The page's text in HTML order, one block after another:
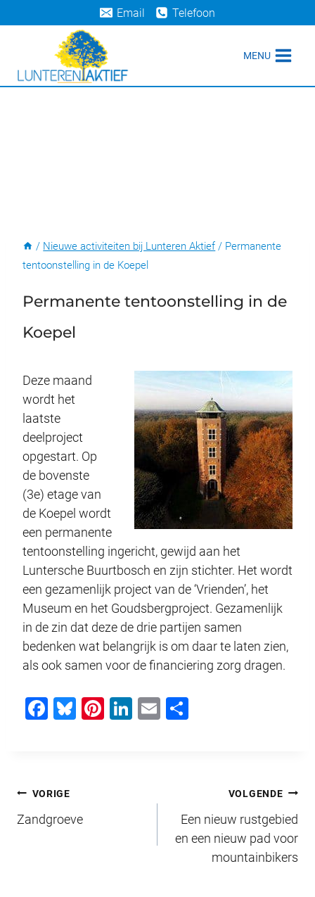
naar
Email Telefoon
MENU
/ Nieuwe activiteiten bij Lunteren Aktief / Permanente
tentoonstelling in de Koepel
Permanente tentoonstelling in de
Koepel
Deze maand
wordt het
laatste
deelproject
opgestart. Op
de bovenste
(3e) etage van
de Koepel wordt
een permanente
tentoonstelling ingericht, gewijd aan het
Luntersche Buurtbosch en zijn stichter. Het wordt
een gezamenlijk project van de ‘Vrienden’, het
Museum en het Goudsbergproject. Gezamenlijk
in de zin dat deze de drie partijen samen
bedenken wat belangrijk is om daar te laten zien,
als ook samen voor de financiering zorg dragen.
F
b
o
Bl Pi Li
E
Bericht
navigatie
VORIGE
Zandgroeve
VOLGENDE
Een nieuw rustgebied
en een nieuw pad voor
mountainbikers